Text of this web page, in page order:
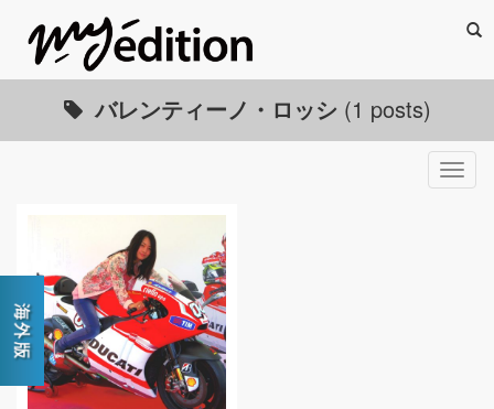
バレンティーノ・ロッシ (1 posts)